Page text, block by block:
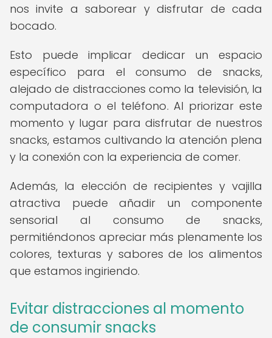
nos invite a saborear y disfrutar de cada
bocado.
Esto puede implicar dedicar un espacio
específico para el consumo de snacks,
alejado de distracciones como la televisión, la
computadora o el teléfono. Al priorizar este
momento y lugar para disfrutar de nuestros
snacks, estamos cultivando la atención plena
y la conexión con la experiencia de comer.
Además, la elección de recipientes y vajilla
atractiva puede añadir un componente
sensorial al consumo de snacks,
permitiéndonos apreciar más plenamente los
colores, texturas y sabores de los alimentos
que estamos ingiriendo.
Evitar distracciones al momento
de consumir snacks